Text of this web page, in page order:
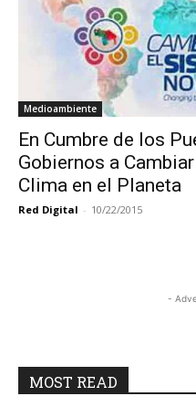
Medioambiente
En Cumbre de los
Gobiernos a
Clima en el Planeta
Red Digital - 10/22/2015
-
MOST READ